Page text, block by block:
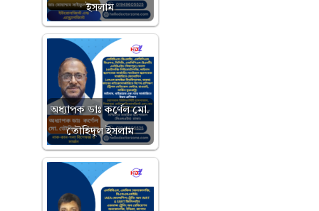
ইসলাম
অধ্যাপক ডাঃ কর্ণেল মো.
তৌহিদুল ইসলাম